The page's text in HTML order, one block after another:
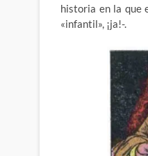
historia en la que
«infantil», ¡ja!-.